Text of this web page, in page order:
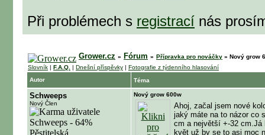
Při problémech s registrací nás
Grower.cz » Fórum » Přípravka pro nováčky » Nový grow
Slovník | F.A.Q. | Dnešní příspěvky | Fotografie z týdenního hlasování
Autor
Téma
Schweeps
Nový Člen
Nový grow 600w
Ahoj, začal jsem nové
jaký máte na to názor co
cm a největší +-32 cm.Já
květ už by se to asi moc